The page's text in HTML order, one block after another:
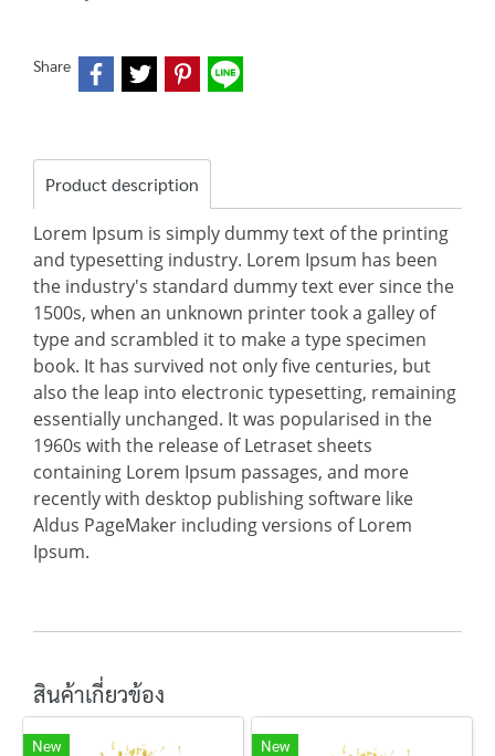
Share
Product description
Lorem Ipsum is simply dummy text of the printing
and typesetting industry. Lorem Ipsum has been
the industry's standard dummy text ever since the
1500s, when an unknown printer took a galley of
type and scrambled it to make a type specimen
book. It has survived not only five centuries, but
also the leap into electronic typesetting, remaining
essentially unchanged. It was popularised in the
1960s with the release of Letraset sheets
containing Lorem Ipsum passages, and more
recently with desktop publishing software like
Aldus PageMaker including versions of Lorem
Ipsum.
สินค้าเกี่ยวข้อง
New New